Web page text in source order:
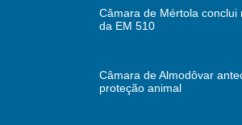
Câmara de Mértola conclui
da EM 510
Câmara de Almodôvar
proteção animal